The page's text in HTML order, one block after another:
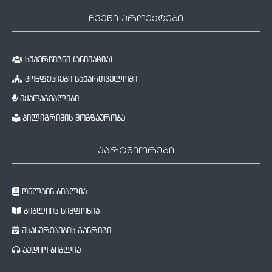
ჩვენი პროექტები
სუპერწიგნი (ანიმაცია)
კონფესიები საქართველოში
მქადაგებლები
პილიგრიმის მოგზაურობა
პარტნიორები
ონლაინ ბიბლია
ბიბლიის სიმფონია
მსახურებების განრიგი
აუდიო ბიბლია